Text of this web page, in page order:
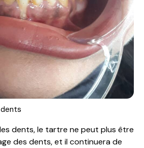
dents, le tartre ne peut plus être
des dents, et il continuera de